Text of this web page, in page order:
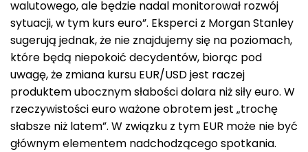
walutowego, ale będzie nadal monitorował rozwój
sytuacji, w tym kurs euro”. Eksperci z Morgan Stanley
sugerują jednak, że nie znajdujemy się na poziomach,
które będą niepokoić decydentów, biorąc pod
uwagę, że zmiana kursu EUR/USD jest raczej
produktem ubocznym słabości dolara niż siły euro. W
rzeczywistości euro ważone obrotem jest „trochę
słabsze niż latem”. W związku z tym EUR może nie być
głównym elementem nadchodzącego spotkania.